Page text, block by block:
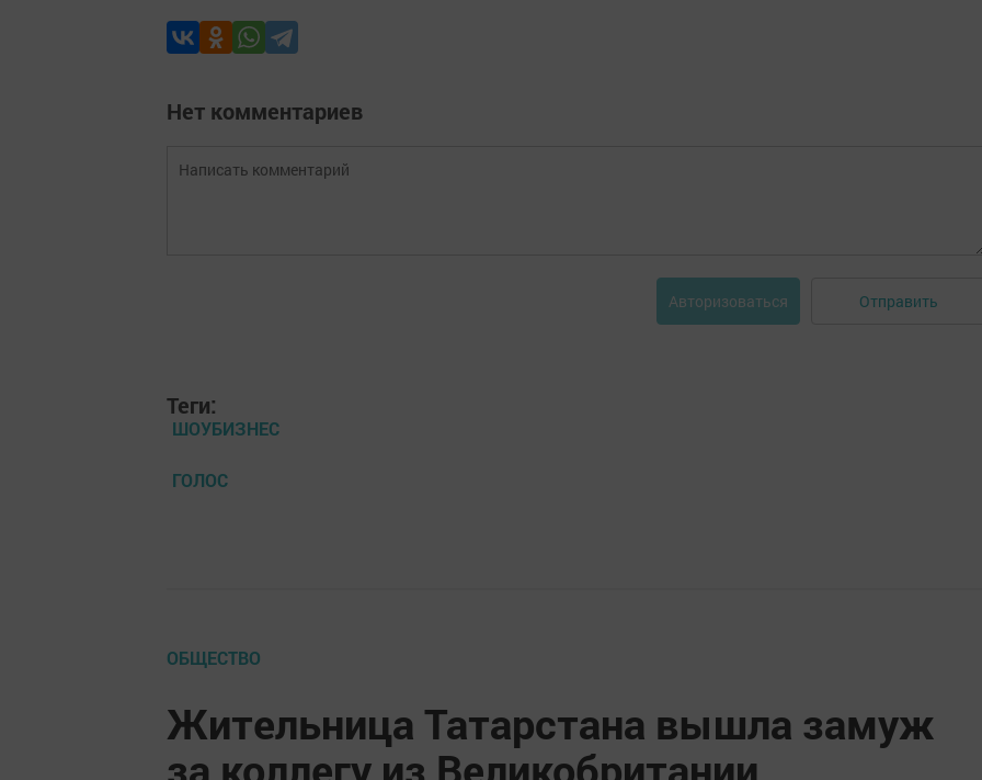
Нет комментариев
Авторизоваться Отправить
Теги:
ШОУБИЗНЕС
ГОЛОС
ОБЩЕСТВО
Жительница Татарстана вышла замуж
за коллегу из Великобритании